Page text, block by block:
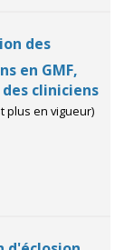
des
en GMF,
cliniciens
plus en vigueur)